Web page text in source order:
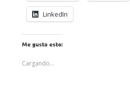
LinkedIn
Me gusta esto:
Cargando...